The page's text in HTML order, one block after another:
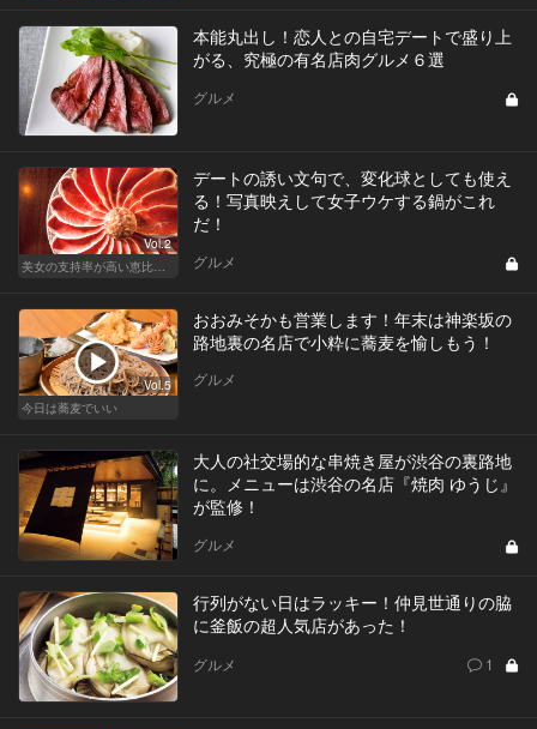
本能丸出し！恋人との自宅デートで盛り上
がる、究極の有名店肉グルメ６選
グルメ
Vol.2
デートの誘い文句で、変化球としても使え
る！写真映えして女子ウケする鍋がこれ
だ！
グルメ
Vol.5
今日は蕎麦でいい
おおみそかも営業します！年末は神楽坂の
路地裏の名店で小粋に蕎麦を愉しもう！
グルメ
大人の社交場的な串焼き屋が渋谷の裏路地
に。メニューは渋谷の名店『焼肉 ゆうじ』
が監修！
グルメ
行列がない日はラッキー！仲見世通りの脇
に釜飯の超人気店があった！
グルメ 1